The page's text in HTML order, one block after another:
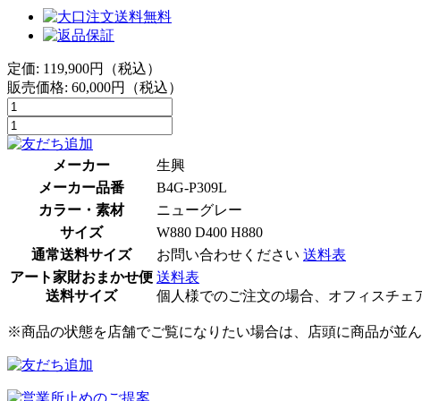
定価: 119,900円（税込）
販売価格: 60,000円（税込）
メーカー
生興
メーカー品番
B4G-P309L
カラー・素材
ニューグレー
サイズ
W880 D400 H880
通常送料サイズ
お問い合わせください 送料表
アート家財おまかせ便
送料サイズ
送料表
個人様でのご注文の場合、オフィスチェ
※商品の状態を店舗でご覧になりたい場合は、店頭に商品が並